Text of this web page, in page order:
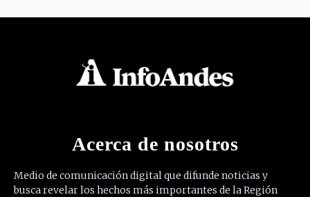
Acerca de nosotros
Medio de comunicación digital que difunde noticias y
busca revelar los hechos más importantes de la Región